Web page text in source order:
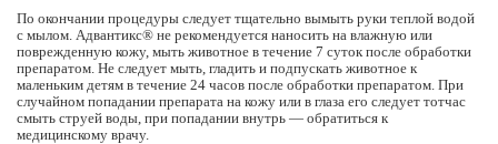
По окончании процедуры следует тщательно вымыть руки теплой водой
с мылом. Адвантикс® не рекомендуется наносить на влажную или
поврежденную кожу, мыть животное в течение 7 суток после обработки
препаратом. Не следует мыть, гладить и подпускать животное к
маленьким детям в течение 24 часов после обработки препаратом. При
случайном попадании препарата на кожу или в глаза его следует тотчас
смыть струей воды, при попадании внутрь — обратиться к
медицинскому врачу.